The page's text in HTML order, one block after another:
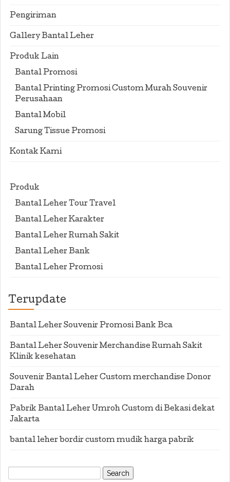
Pengiriman
Gallery Bantal Leher
Produk Lain
Bantal Promosi
Bantal Printing Promosi Custom Murah Souvenir
Perusahaan
Bantal Mobil
Sarung Tissue Promosi
Kontak Kami
Produk
Bantal Leher Tour Travel
Bantal Leher Karakter
Bantal Leher Rumah Sakit
Bantal Leher Bank
Bantal Leher Promosi
Terupdate
Bantal Leher Souvenir Promosi Bank Bca
Bantal Leher Souvenir Merchandise Rumah Sakit
Klinik kesehatan
Souvenir Bantal Leher Custom merchandise Donor
Darah
Pabrik Bantal Leher Umroh Custom di Bekasi dekat
Jakarta
bantal leher bordir custom mudik harga pabrik
Search